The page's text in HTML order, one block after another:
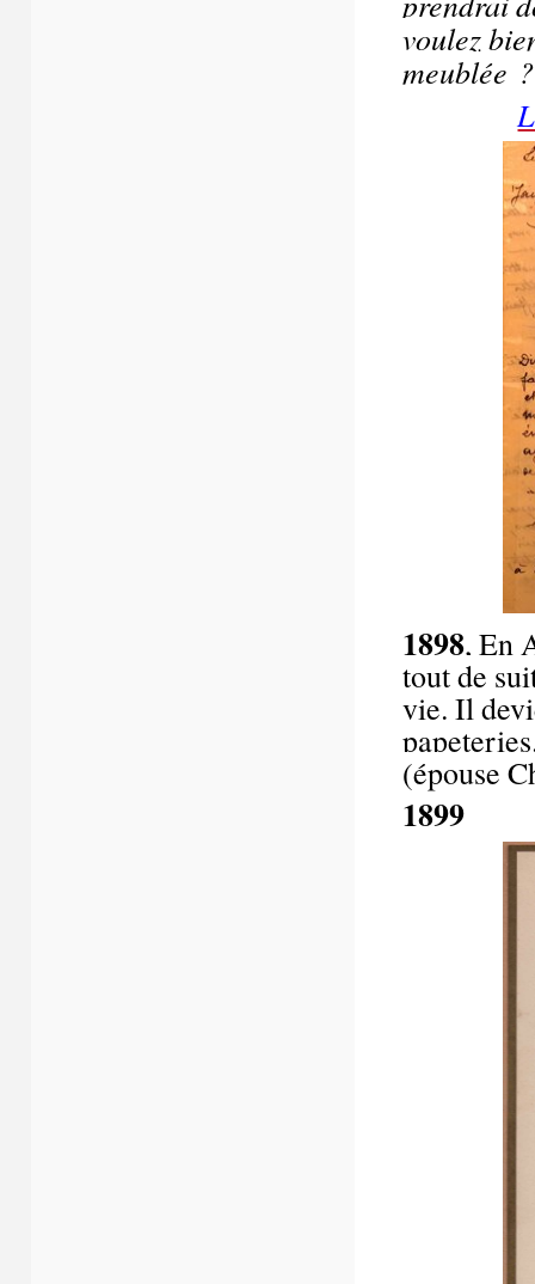
voulez
meublée ?
1898, En
tout de
vie. Il
(épouse
1899